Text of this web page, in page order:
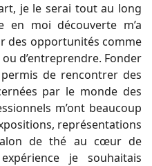
je le serai tout au long
en moi découverte m’a
des opportunités comme
d’entreprendre. Fonder
permis de rencontrer des
par le monde des
m’ont beaucoup
représentations
de thé au cœur de
je souhaitais